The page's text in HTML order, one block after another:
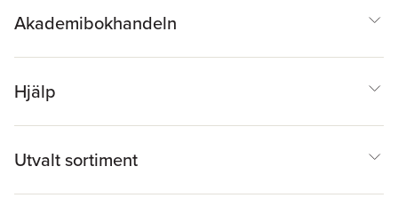
Akademibokhandeln
Hjälp
Utvalt sortiment